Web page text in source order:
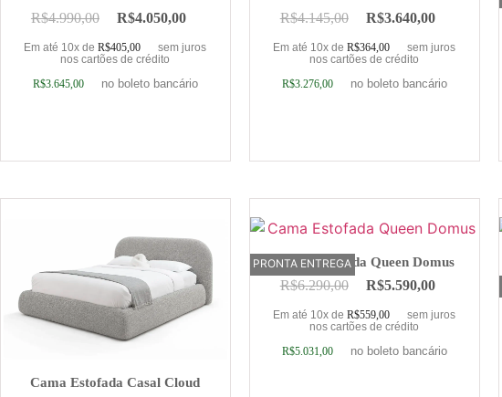
R$4.990,00 R$4.050,00
Em até 10x deR$405,00
sem juros
nos cartões de crédito
R$3.645,00 no boleto bancário
R$4.145,00 R$3.640,00
Em até 10x deR$364,00
sem juros
nos cartões de crédito
R$3.276,00 no boleto bancário
Cama Estofada Casal Cloud
OFERTA
PRONTA ENTREGA
Cama Estofada Queen Domus
R$6.290,00 R$5.590,00
Em até 10x deR$559,00
sem juros
nos cartões de crédito
R$5.031,00 no boleto bancário